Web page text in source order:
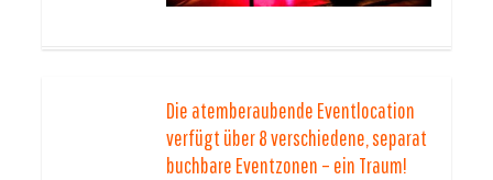
Die atemberaubende Eventlocation
verfügt über 8 verschiedene, separat
buchbare Eventzonen – ein Traum!